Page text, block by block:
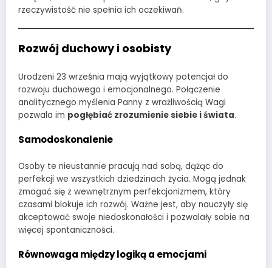
rzeczywistość nie spełnia ich oczekiwań.
Rozwój duchowy i osobisty
Urodzeni 23 września mają wyjątkowy potencjał do
rozwoju duchowego i emocjonalnego. Połączenie
analitycznego myślenia Panny z wrażliwością Wagi
pozwala im pogłębiać zrozumienie siebie i świata.
Samodoskonalenie
Osoby te nieustannie pracują nad sobą, dążąc do
perfekcji we wszystkich dziedzinach życia. Mogą jednak
zmagać się z wewnętrznym perfekcjonizmem, który
czasami blokuje ich rozwój. Ważne jest, aby nauczyły się
akceptować swoje niedoskonałości i pozwalały sobie na
więcej spontaniczności.
Równowaga między logiką a emocjami